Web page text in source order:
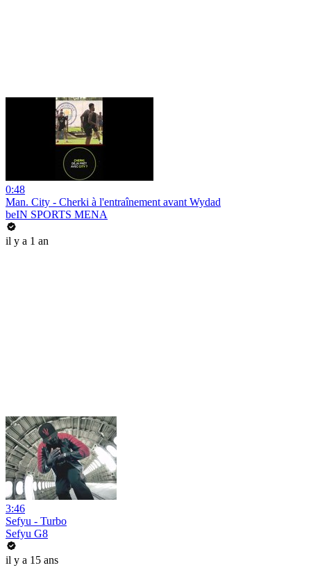
0:48
Man. City - Cherki à l'entraînement avant Wydad
beIN SPORTS MENA
il y a 1 an
3:46
Sefyu - Turbo
Sefyu G8
il y a 15 ans